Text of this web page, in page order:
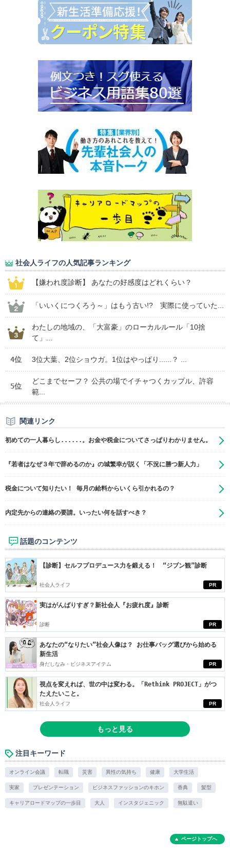
社会人ライフの人気記事ランキング
【嫌われ度診断】 あなたの好感度はどれくらい？
「いいくにつくろう～」はもう古い!? 実際に使っていた...
わたしの地域の、「大富豪」のローカルルール「10捨
て」...
4位 3位大葉、2位ショウガ。1位はやっぱり......？ ...
5位
どこまでセーフ？ 公共の場でイチャつくカップル、許容
範...
関連リンク
初めての一人暮らし......。お金や税金についてさっぱりわかりません。
『若者はなぜ３年で辞めるのか』の城繁幸が説く「不況に勝つ新人力」
税金について知りたい！ 毎月の給料からいくら引かれるの？
内定先からの連絡の要請。いったい何を話すべき？
話題のコンテンツ
PR
【診断】セルフプロデュース力を鍛える！ “ジブン観”診断
社会人ライフ
PR
実はがんばりすぎ？新社会人『お疲れ度』診断
診断
PR
あなたの“なりたい”社会人像は？ お仕事バッグ選びから始める
新生活
身だしなみ・ビジネスアイテム
PR
視点を変えれば、世の中は変わる。「Rethink PROJECT」がつ
たえたいこと。
社会人ライフ
もっと見る
注目キーワード
オンライン会議 転職 災害 異性の気持ち 健康 大学生活
実家 プレゼンテーション ビジネスファッションのキホン 香典 髪型
キャリアロードマップの一歩目 大人 インスタジェニック 無駄遣い
ページトップへ